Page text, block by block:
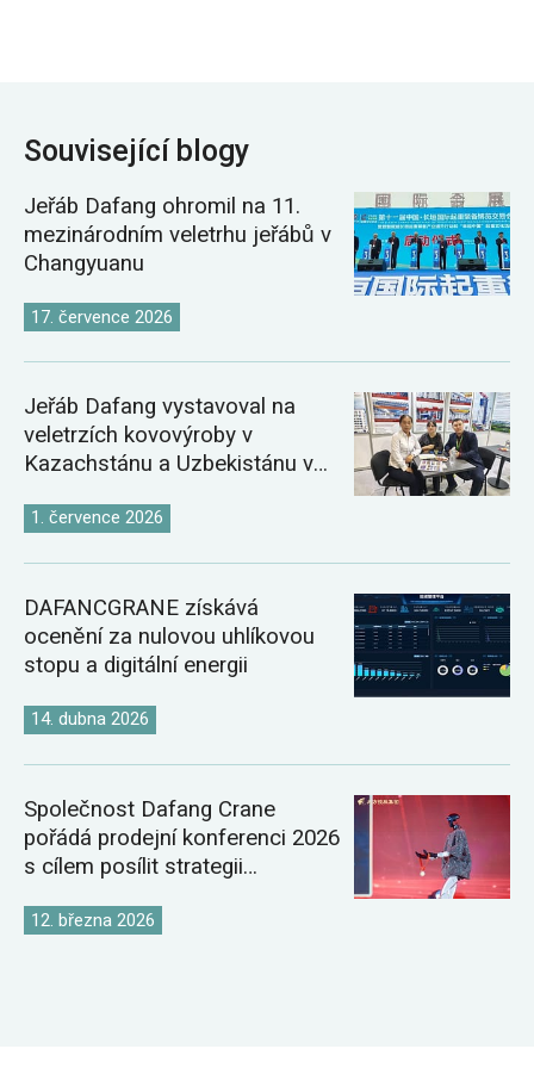
Související blogy
Jeřáb Dafang ohromil na 11.
mezinárodním veletrhu jeřábů v
Changyuanu
17. července 2026
Jeřáb Dafang vystavoval na
veletrzích kovovýroby v
Kazachstánu a Uzbekistánu v
1. července 2026
DAFANCGRANE získává
ocenění za nulovou uhlíkovou
stopu a digitální energii
14. dubna 2026
Společnost Dafang Crane
pořádá prodejní konferenci 2026
s cílem posílit strategii
12. března 2026